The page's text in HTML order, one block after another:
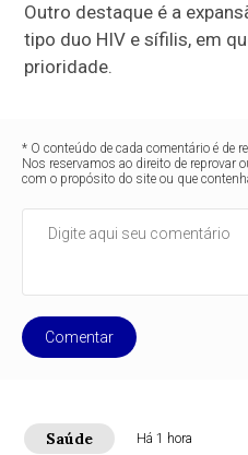
Outro destaque é a
tipo duo HIV e sífilis, em
prioridade.
* O conteúdo de cada comentário é de
Nos reservamos ao direito de reprovar
com o propósito do site ou que
Comentar
Saúde Há 1 hora